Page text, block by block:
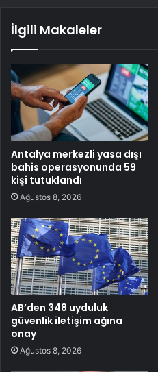
İlgili Makaleler
Antalya merkezli yasa dışı
bahis operasyonunda 59
kişi tutuklandı
Ağustos 8, 2026
AB’den 348 uyduluk
güvenlik iletişim ağına
onay
Ağustos 8, 2026